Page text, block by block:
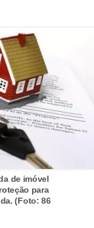
de imóvel
para
(Foto: 86